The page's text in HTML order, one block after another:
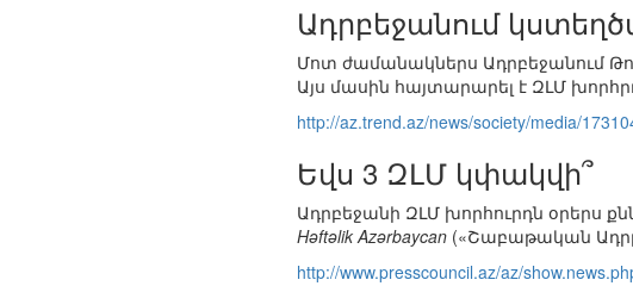
Ադրբեջանում
Մոտ ժամանակներս Ադրբեջանում
Այս մասին հայտարարել է ԶԼՄ
http://az.trend.az/news/society/media/
Եվս 3 ԶԼՄ կփակվի՞
Ադրբեջանի ԶԼՄ խորհուրդն օրերս
Həftəlik Azərbaycan («Շաբաթական
http://www.presscouncil.az/az/